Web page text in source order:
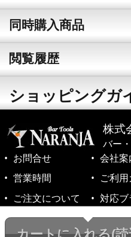
同時購入商品
閲覧履歴
ショッピングガ
株式
バー
お問合せ
会社案
営業時間
ご利
ご注文について
対応
©1999-2026